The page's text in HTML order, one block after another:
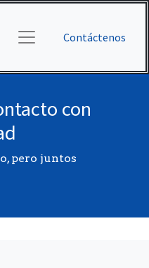
Contáctenos
con
pero juntos